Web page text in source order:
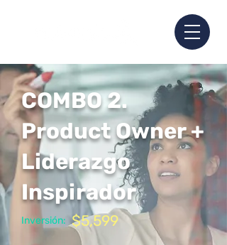
COMBO 2.
Product Owner +
Liderazgo
Inspirador
Inversión: $5,599